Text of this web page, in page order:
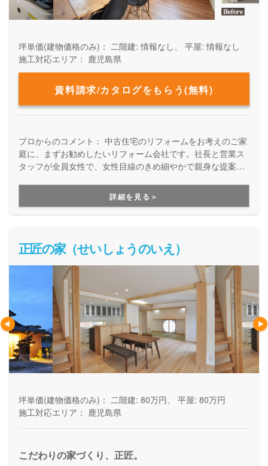
坪単価(建物価格のみ)： 二階建: 情報なし、 平屋: 情報なし
施工対応エリア： 鹿児島県
資料請求/カタログをもらう(無料)
プロからのコメント： 中古住宅のリフォームをお考えのご家
庭に、まずお勧めしたいリフォーム会社です。社長と営業ス
タッフが全員女性で、女性目線のきめ細やかで親身な提案に
悩みに丁寧に寄り添い、コスト面はもちろん、ライフスタイ
ルや好みに合わせて、一番いい方法を提案してくれます。ア
フターサポートにも力を入れているので、末長く同じところ
詳細を見る＞
正匠の家（せいしょうのいえ）
坪単価(建物価格のみ)： 二階建: 80万円、 平屋: 80万円
施工対応エリア： 鹿児島県
こだわりの家づくり、正匠。